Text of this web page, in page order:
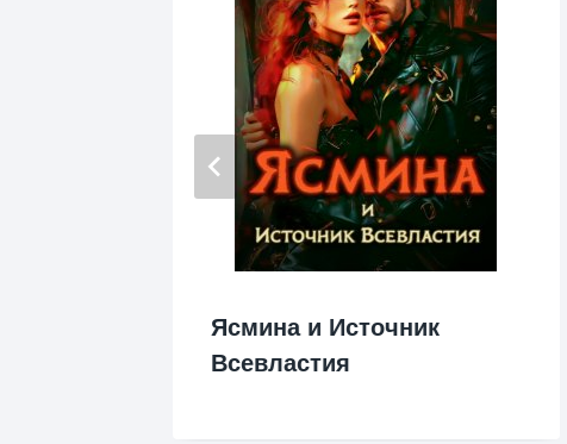
Ясмина и Источник
Всевластия